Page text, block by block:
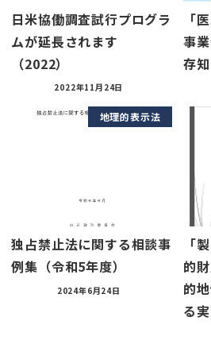
日米協働調査試行プログラ
ムが延長されます
（2022）
2022年11月24日
「
事
存
地理的表示法
独占禁止法に関する相談事
例集（令和5年度）
2024年6月24日
「
的
的
る